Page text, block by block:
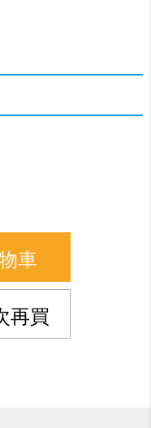
車
再買